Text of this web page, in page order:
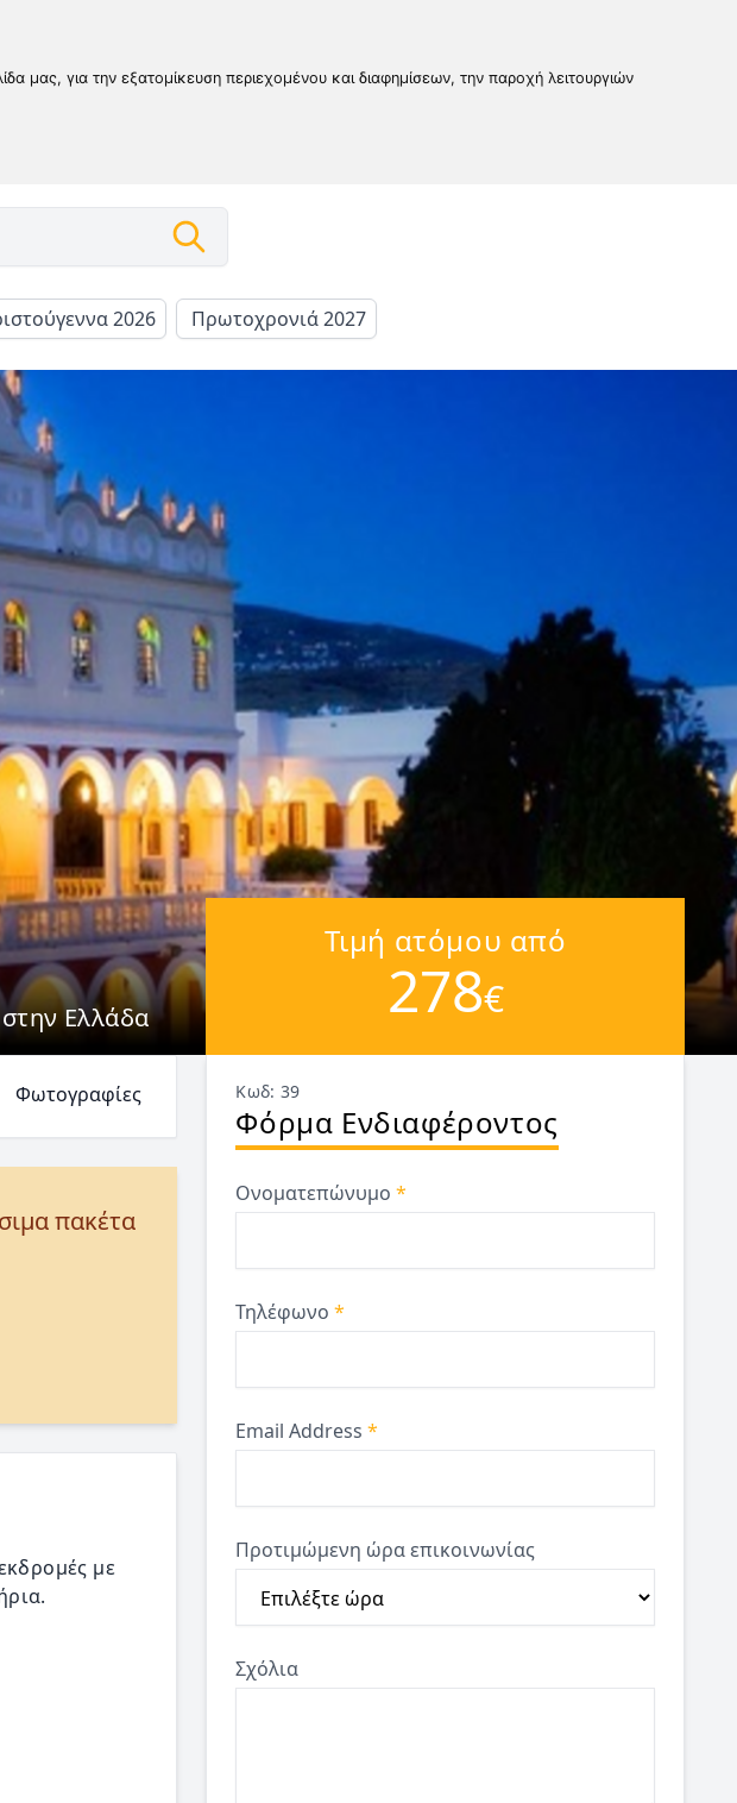
μας, για την εξατομίκευση περιεχομένου και διαφημίσεων, την παροχή λειτουργιών
2026 Πρωτοχρονιά 2027
Ελλάδα
Τιμή ατόμου από
278€
Φωτογραφίες
πακέτα
με
Κωδ: 39
Φόρμα Ενδιαφέροντος
Ονοματεπώνυμο*
Τηλέφωνο*
Email Address*
Προτιμώμενη ώρα επικοινωνίας
Σχόλια